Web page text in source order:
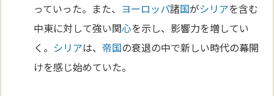
っていった。また、 ヨーロッパ諸国がシリアを含む
中東に対して強い関心を示し、影響力を増してい
く。 シリアは、 帝国の衰退の中で新しい時代の幕開
けを感じ始めていた。